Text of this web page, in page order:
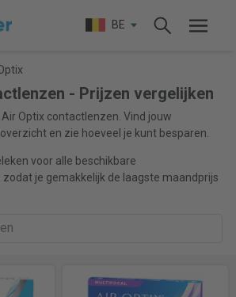
BE
- Prijzen vergelijken
Optix contactlenzen. Vind jouw
en zie hoeveel je kunt besparen.
voor alle beschikbare
je gemakkelijk de laagste maandprijs